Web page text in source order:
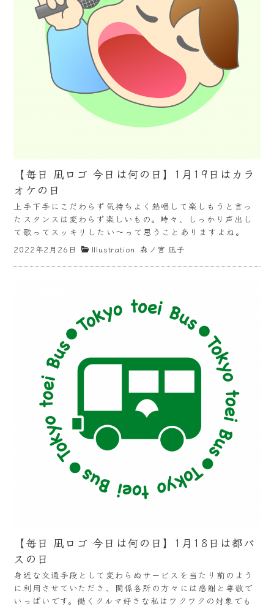
【毎日 凪ロゴ 今日は何の日】1月19日はカラ
オケの日
上手下手にこだわらず気持ちよく熱唱して楽しもうと言っ
たスタンスは変わらず楽しいもの。時々、しっかり声出し
て歌ってスッキリしたい〜って思うことありますよね。
2022年2月26日 Illustration 森ノ宮 凪子
【毎日 凪ロゴ 今日は何の日】1月18日は都バ
スの日
身近な交通手段として変わらぬサービスを当たり前のよう
に利用させていただき、関係各所の方々には感謝と尊敬で
いっぱいです。働くクルマ好きな私はワクワクの対象でも